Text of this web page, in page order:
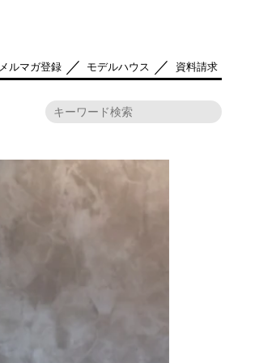
メルマガ登録 ／ モデルハウス ／ 資料請求